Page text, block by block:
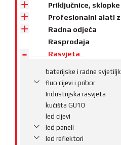
Priključnice,
Profesionalni alati
Radna odjeća
Rasprodaja
Rasvjeta
baterijske i radne
fluo cijevi i pribor
Industrijska rasvjeta
kućišta GU10
led cijevi
led paneli
led reflektori